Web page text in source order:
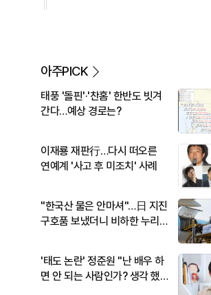
아주PICK
태풍 '돌핀'·'찬홈' 한반도 빗겨
간다…예상 경로는?
이재룡 재판行…다시 떠오른
연예계 '사고 후 미조치' 사례
"한국산 물은 안마셔"…日 지진
구호품 보냈더니 비하한 누리
'태도 논란' 정준원 "난 배우 하
면 안 되는 사람인가? 생각 했